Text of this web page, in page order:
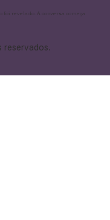
foi revelado. A conversa começa
reservados.